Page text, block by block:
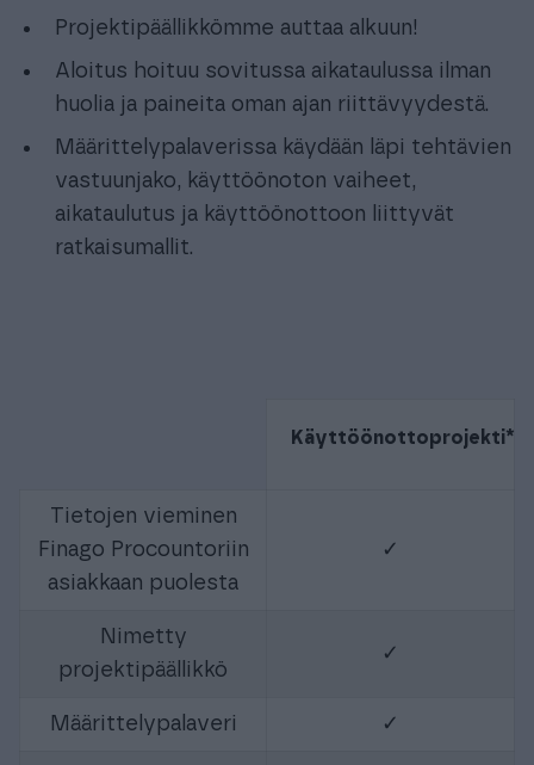
Projektipäällikkömme auttaa alkuun!
Aloitus hoituu sovitussa aikataulussa ilman
huolia ja paineita oman ajan riittävyydestä.
Määrittelypalaverissa käydään läpi tehtävien
vastuunjako, käyttöönoton vaiheet,
aikataulutus ja käyttöönottoon liittyvät
ratkaisumallit.
Käyttöönottoprojekti*
Tietojen vieminen
Finago Procountoriin
asiakkaan puolesta
✓
Nimetty
projektipäällikkö
✓
Määrittelypalaveri ✓